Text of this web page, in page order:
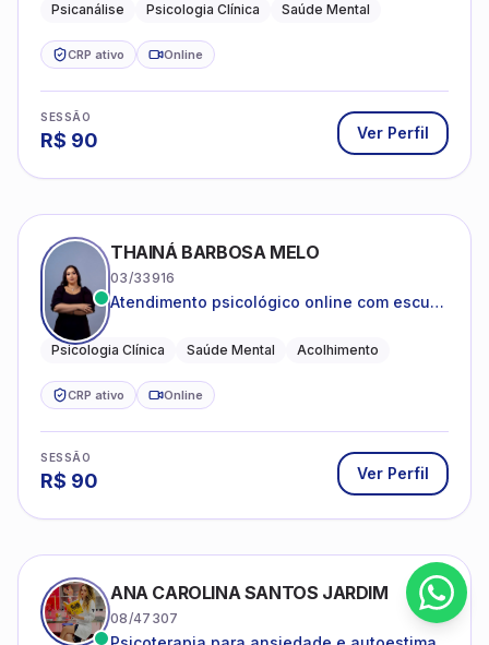
Psicanálise Psicologia Clínica Saúde Mental
CRP ativo Online
SESSÃO
R$ 90 Ver Perfil
THAINÁ BARBOSA MELO
03/33916
Atendimento psicológico online com escuta
emocional
Psicologia Clínica Saúde Mental Acolhimento
CRP ativo Online
SESSÃO
R$ 90 Ver Perfil
ANA CAROLINA SANTOS JARDIM
08/47307